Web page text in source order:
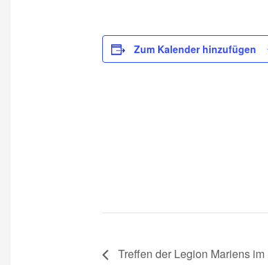
Zum Kalender hinzufügen
Treffen der Legion Mariens